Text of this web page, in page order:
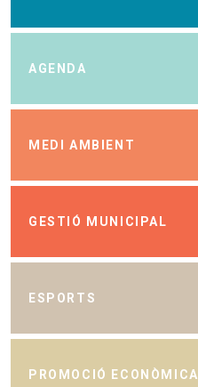
AGENDA
MEDI AMBIENT
GESTIÓ MUNICIPAL
ESPORTS
PROMOCIÓ ECONÒMICA